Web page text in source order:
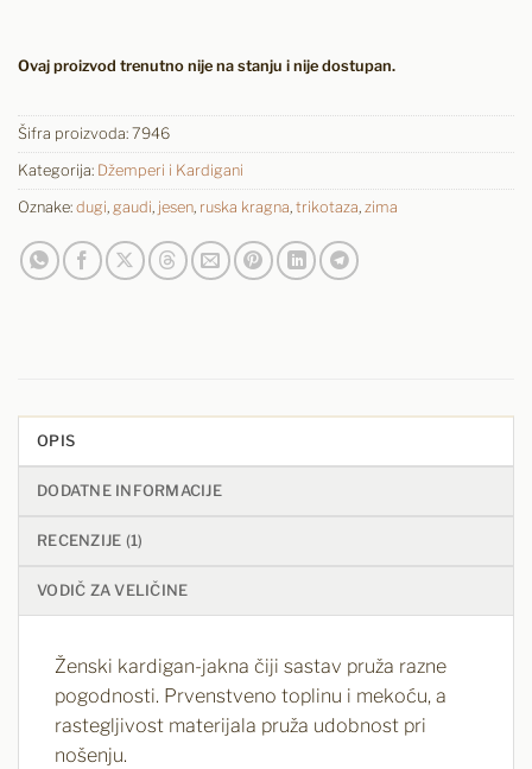
Ovaj proizvod trenutno nije na stanju i nije dostupan.
Šifra proizvoda: 7946
Kategorija: Džemperi i Kardigani
Oznake: dugi, gaudi, jesen, ruska kragna, trikotaza, zima
OPIS
DODATNE INFORMACIJE
RECENZIJE (1)
VODIČ ZA VELIČINE
Ženski kardigan-jakna čiji sastav pruža razne
pogodnosti. Prvenstveno toplinu i mekoću, a
rastegljivost materijala pruža udobnost pri
nošenju.